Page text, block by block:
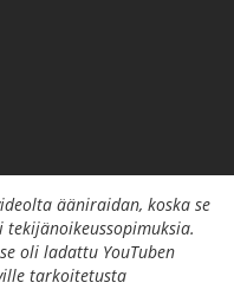
ääniraidan, koska se
oli ladattu YouTuben
tarkoitetusta